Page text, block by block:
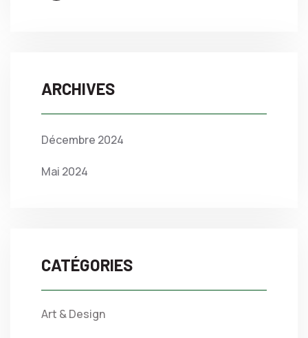
ARCHIVES
Décembre 2024
Mai 2024
CATÉGORIES
Art & Design